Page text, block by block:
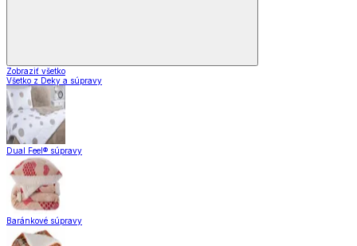
Zobraziť všetko
Všetko z Deky a súpravy
Dual Feel® súpravy
Baránkové súpravy